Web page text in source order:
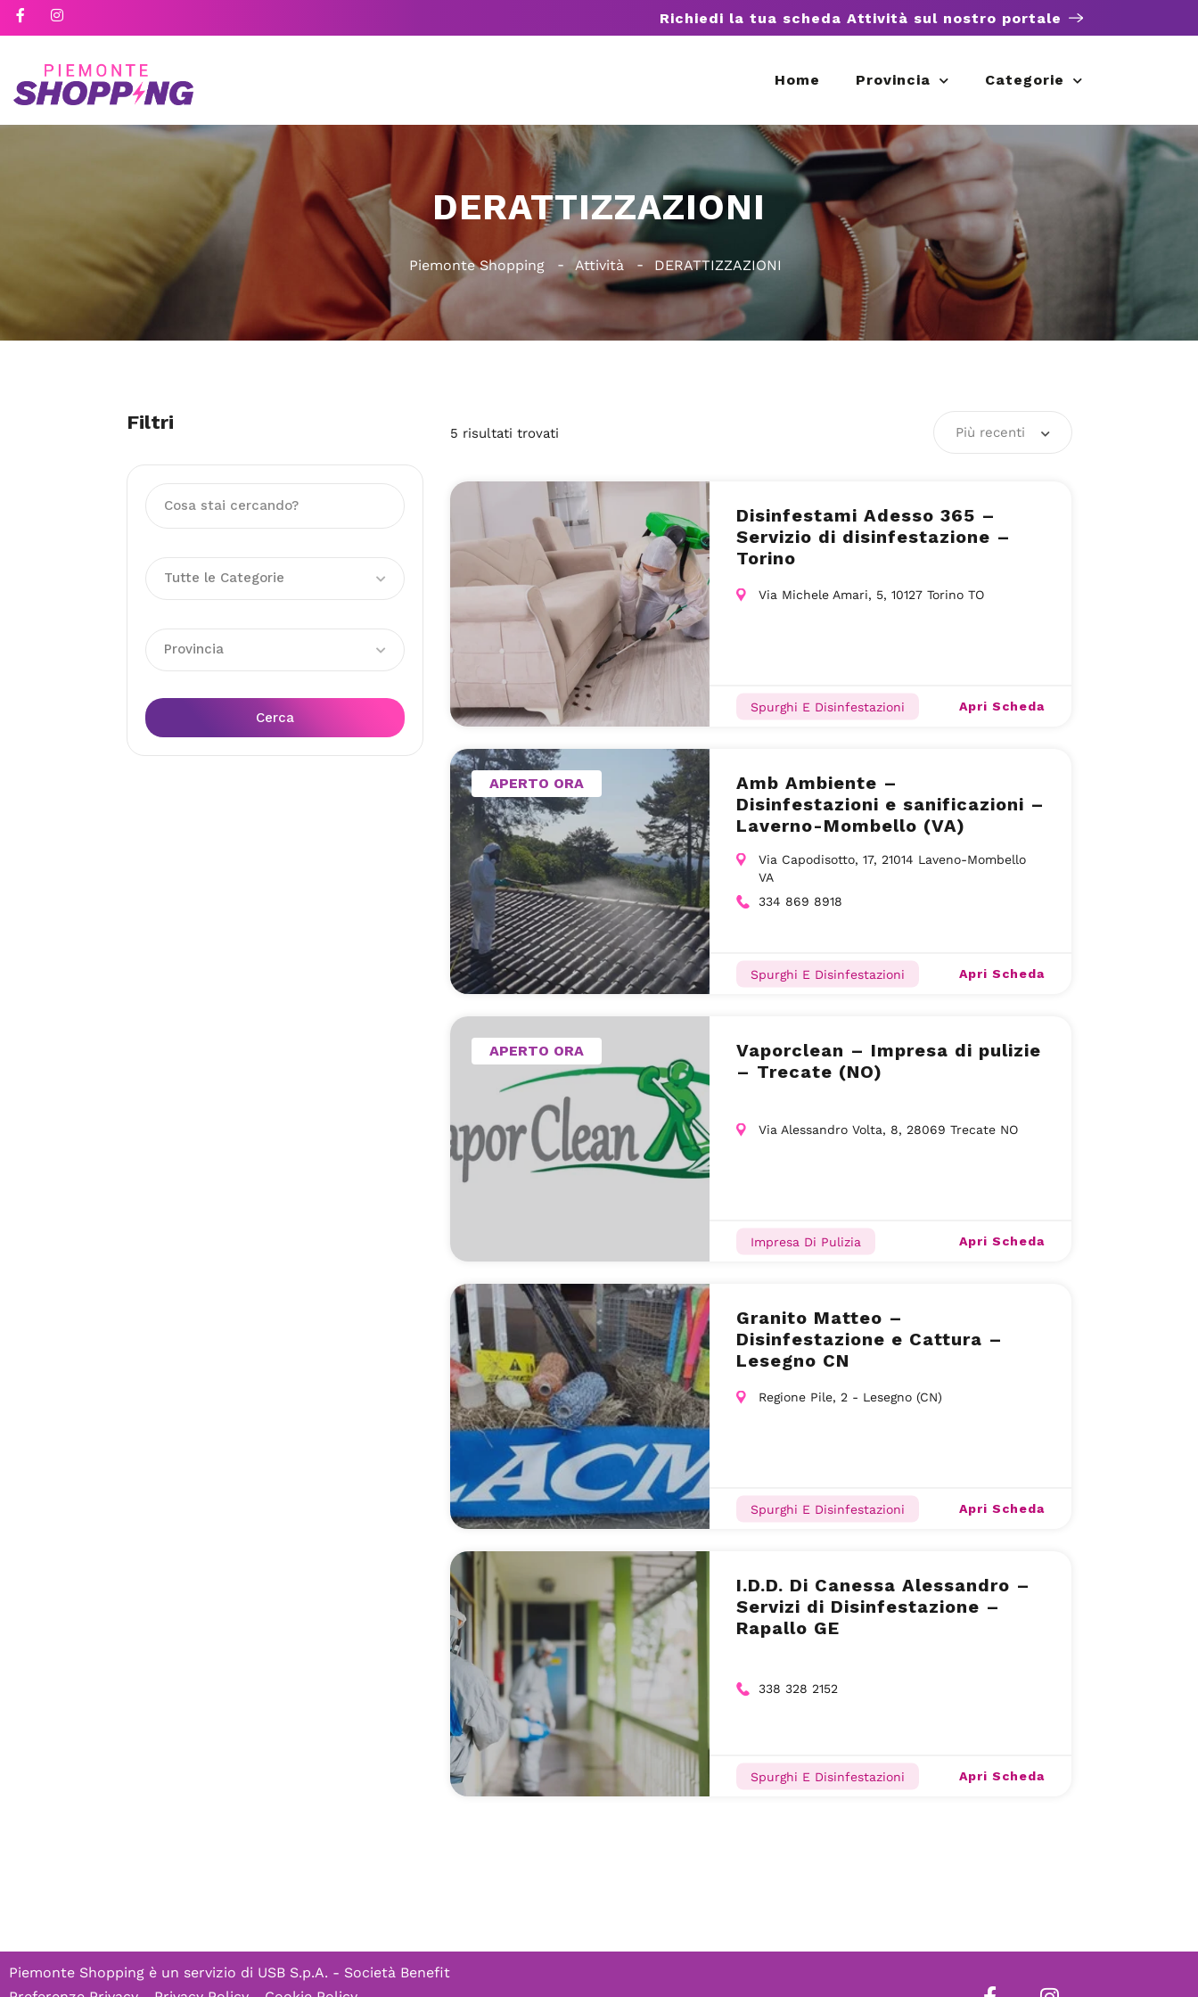
Richiedi la tua scheda Attività sul nostro portale
Home Provincia Categorie
DERATTIZZAZIONI
Piemonte Shopping Attività DERATTIZZAZIONI
Filtri
Tutte le Categorie
Provincia
Cerca
5 risultati trovati Più recenti
Disinfestami Adesso 365 –
Servizio di disinfestazione –
Torino
Via Michele Amari, 5, 10127 Torino TO
Spurghi E Disinfestazioni Apri Scheda
APERTO ORA
Amb Ambiente –
Disinfestazioni e sanificazioni –
Laverno-Mombello (VA)
Via Capodisotto, 17, 21014 Laveno-Mombello
VA
334 869 8918
Spurghi E Disinfestazioni Apri Scheda
APERTO ORA
Vaporclean – Impresa di pulizie
– Trecate (NO)
Via Alessandro Volta, 8, 28069 Trecate NO
Impresa Di Pulizia Apri Scheda
Granito Matteo –
Disinfestazione e Cattura –
Lesegno CN
Regione Pile, 2 - Lesegno (CN)
Spurghi E Disinfestazioni Apri Scheda
I.D.D. Di Canessa Alessandro –
Servizi di Disinfestazione –
Rapallo GE
338 328 2152
Spurghi E Disinfestazioni Apri Scheda
Piemonte Shopping è un servizio di USB S.p.A. - Società Benefit